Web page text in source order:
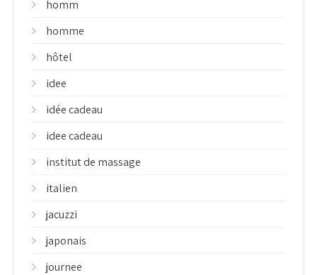
homm
homme
hôtel
idee
idée cadeau
idee cadeau
institut de massage
italien
jacuzzi
japonais
journee